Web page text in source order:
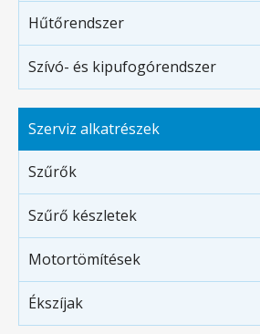
Hűtőrendszer
Szívó- és kipufogórendszer
Szerviz alkatrészek
Szűrők
Szűrő készletek
Motortömítések
Ékszíjak